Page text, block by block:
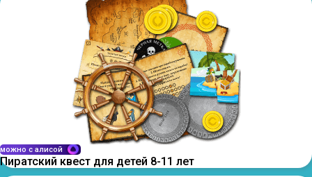
можно с алисой
Пиратский квест для детей 8-11 лет